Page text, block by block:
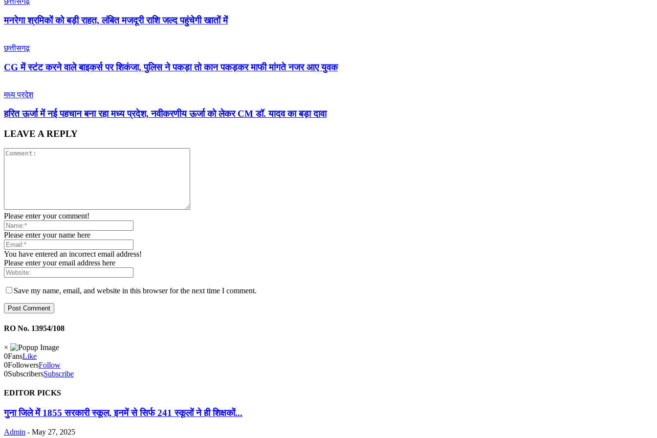
मनरेगा श्रमिकों को बड़ी राहत, लंबित मजदूरी राशि जल्द पहुंचेगी खातों में
छत्तीसगढ़
CG में स्टंट करने वाले बाइकर्स पर शिकंजा, पुलिस ने पकड़ा तो कान पकड़कर माफी मांगते नजर आए युवक
मध्य प्रदेश
हरित ऊर्जा में नई पहचान बना रहा मध्य प्रदेश, नवीकरणीय ऊर्जा को लेकर CM डॉ. यादव का बड़ा दावा
LEAVE A REPLY
Please enter your comment!
Please enter your name here
You have entered an incorrect email address!
Please enter your email address here
Save my name, email, and website in this browser for the next time I comment.
RO No. 13954/108
×
0FansLike
0FollowersFollow
0SubscribersSubscribe
EDITOR PICKS
गुना जिले में 1855 सरकारी स्कूल, इनमें से सिर्फ 241 स्कूलों ने ही शिक्षकों...
Admin - May 27, 2025